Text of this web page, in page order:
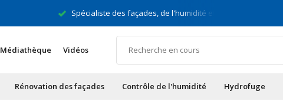
Spécialiste des façades, de l'humidité et des toits
Médiathèque Vidéos
Rénovation des façades Contrôle de l'humidité Hydrofuge